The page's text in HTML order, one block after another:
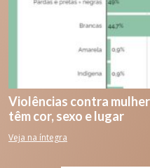
Violências contra
têm cor, sexo e lugar
Veja na íntegra